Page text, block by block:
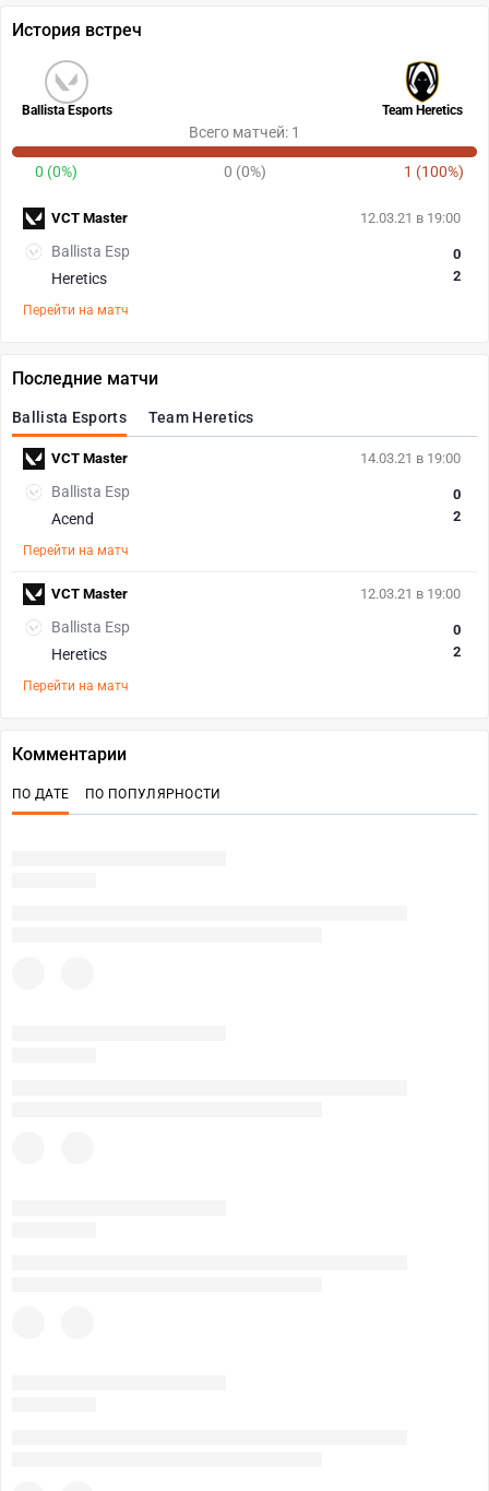
История встреч
Ballista Esports Team Heretics
Всего матчей: 1
0 (0%) 0 (0%) 1 (100%)
12.03.21 в 19:00
Ballista Esp
Heretics
0
2
Перейти на матч
VCT Master
Последние матчи
Ballista Esports Team Heretics
14.03.21 в 19:00
Ballista Esp
Acend
0
2
Перейти на матч
VCT Master
12.03.21 в 19:00
Ballista Esp
Heretics
0
2
Перейти на матч
VCT Master
Комментарии
ПО ДАТЕ ПО ПОПУЛЯРНОСТИ